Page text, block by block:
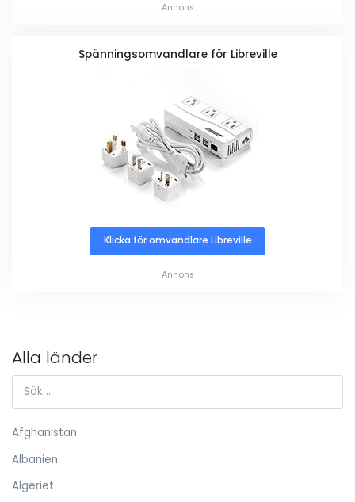
Annons
Spänningsomvandlare för Libreville
Klicka för omvandlare Libreville
Annons
Alla länder
Afghanistan
Albanien
Algeriet